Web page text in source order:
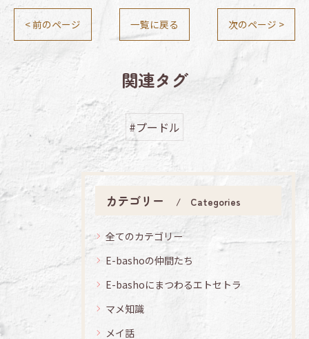
< 前のページ 一覧に戻る 次のページ >
関連タグ
#プードル
カテゴリー Categories
全てのカテゴリー
E-bashoの仲間たち
E-bashoにまつわるエトセトラ
マメ知識
メイ話